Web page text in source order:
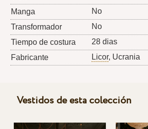
Manga
No
Transformador
No
Tiempo de costura
28 dias
Fabricante
Licor, Ucrania
Vestidos de esta colección